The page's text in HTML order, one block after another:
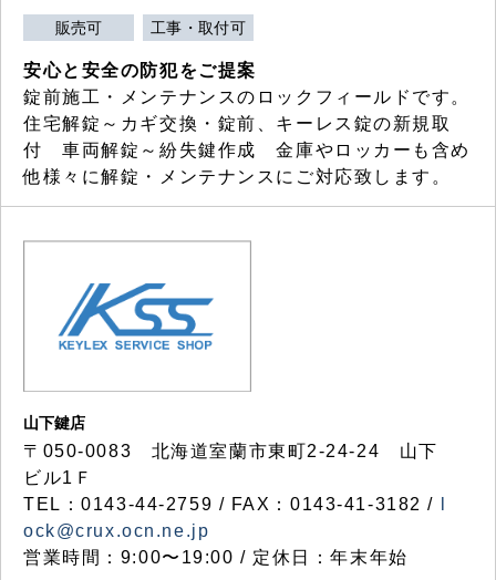
販売可 工事・取付可
安心と安全の防犯をご提案
錠前施工・メンテナンスのロックフィールドです。
住宅解錠～カギ交換・錠前、キーレス錠の新規取
付 車両解錠～紛失鍵作成 金庫やロッカーも含め
他様々に解錠・メンテナンスにご対応致します。
山下鍵店
〒050-0083 北海道室蘭市東町2-24-24 山下
ビル1Ｆ
TEL：0143-44-2759 / FAX：0143-41-3182 /
ock@crux.ocn.ne.jp
営業時間：9:00〜19:00 / 定休日：年末年始